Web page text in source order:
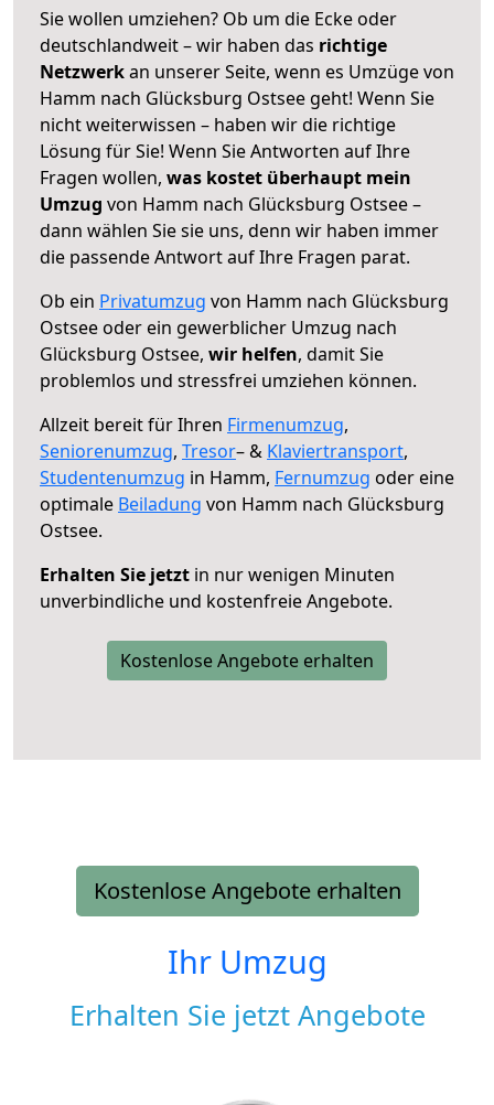
Sie wollen umziehen? Ob um die Ecke oder
deutschlandweit – wir haben das richtige
Netzwerkan unserer Seite, wenn es Umzüge von
Hamm nach Glücksburg Ostsee geht! Wenn Sie
nicht weiterwissen – haben wir die richtige
Lösung für Sie! Wenn Sie Antworten auf Ihre
Fragen wollen, was kostet überhaupt mein
Umzug von Hamm nach Glücksburg Ostsee –
dann wählen Sie sie uns, denn wir haben immer
die passende Antwort auf Ihre Fragen parat.
Ob ein Privatumzug von Hamm nach Glücksburg
Ostsee oder ein gewerblicher Umzug nach
Glücksburg Ostsee, wir helfen, damit Sie
problemlos und stressfrei umziehen können.
Allzeit bereit für Ihren Firmenumzug,
Seniorenumzug, Tresor– & Klaviertransport,
Studentenumzug in Hamm, Fernumzug oder eine
optimale Beiladung von Hamm nach Glücksburg
Ostsee.
Erhalten Sie jetzt in nur wenigen Minuten
unverbindliche und kostenfreie Angebote.
Kostenlose Angebote erhalten
Kostenlose Angebote erhalten
Ihr Umzug
Erhalten Sie jetzt Angebote